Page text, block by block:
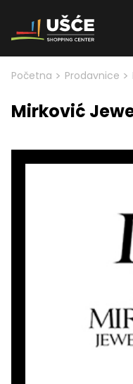
Skip to content
Početna > Prodavnice >
Mirković